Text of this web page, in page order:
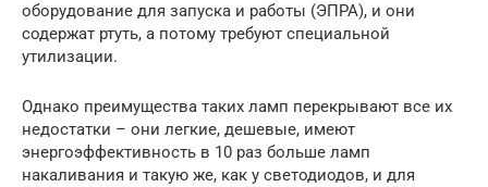
оборудование для запуска и работы (ЭПРА), и они
содержат ртуть, а потому требуют специальной
утилизации.
Однако преимущества таких ламп перекрывают все их
недостатки – они легкие, дешевые, имеют
энергоэффективность в 10 раз больше ламп
накаливания и такую же, как у светодиодов, и для